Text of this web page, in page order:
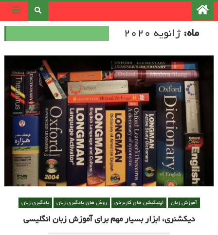
رد کردن و رفتن به مطلب
ماه: ژانویه 2020
آموزش زبان اپلیکیشن های کاربردی روش های یادگیری زبان یادگیری زبان
دیکشنری، ابزار بسیار مهم برای آموزش زبان انگلیسی